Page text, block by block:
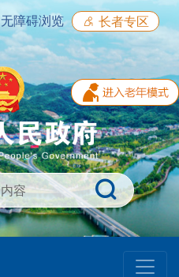
无障碍浏览 长者专区